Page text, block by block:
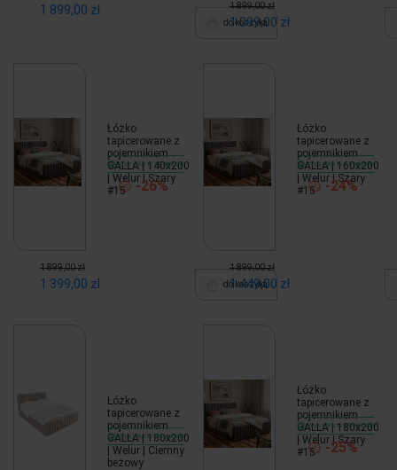
1 899,00 zł
do koszyka
1 099,00 zł
1 899,00 zł
Łóżko
tapicerowane z
pojemnikiem
GALLA | 140x200
| Welur | Szary
#15
Wysyłka w 48 godzin
-26%
1 399,00 zł
1 899,00 zł
do koszyka
Łóżko
tapicerowane z
pojemnikiem
GALLA | 160x200
| Welur | Szary
#15
Wysyłka w 48 godzin
-24%
1 449,00 zł
1 899,00 zł
Łóżko
tapicerowane z
pojemnikiem
GALLA | 180x200
| Welur | Ciemny
beżowy
Wysyłka w 48 godzin
Łóżko
tapicerowane z
pojemnikiem
GALLA | 180x200
| Welur | Szary
#15
Wysyłka w 48 godzin
-25%